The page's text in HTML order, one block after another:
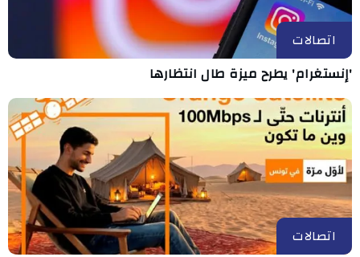
اتصالات
'إنستغرام' يطرح ميزة طال انتظارها
اتصالات